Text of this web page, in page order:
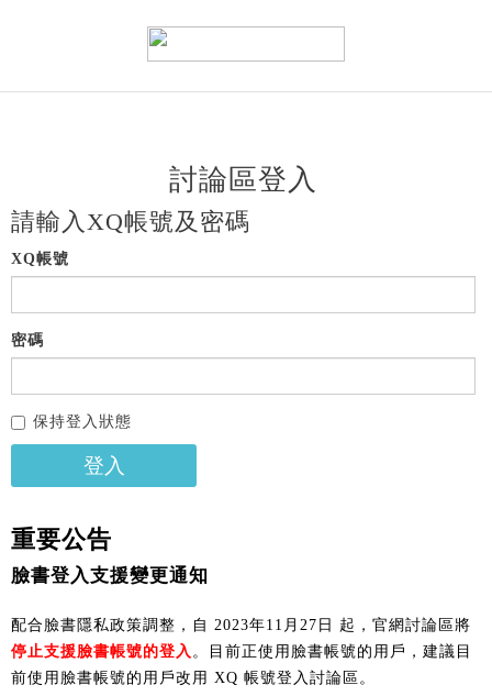
討論區登入
請輸入XQ帳號及密碼
XQ帳號
密碼
保持登入狀態
登入
重要公告
臉書登入支援變更通知
配合臉書隱私政策調整，自 2023年11月27日 起，官網討論區將
停止支援臉書帳號的登入 。目前正使用臉書帳號的用戶，建議目
前使用臉書帳號的用戶改用 XQ 帳號登入討論區。